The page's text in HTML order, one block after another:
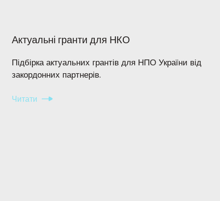
Актуальні гранти для НКО
Підбірка актуальних грантів для НПО України від
закордонних партнерів.
Читати